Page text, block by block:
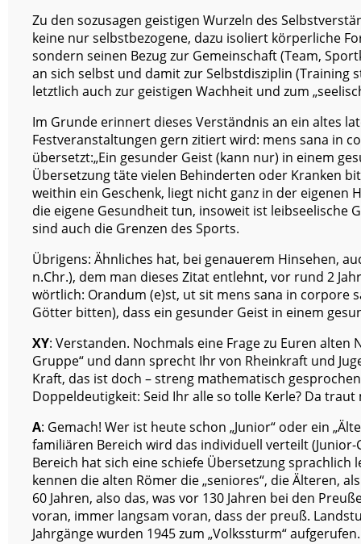
Zu den sozusagen geistigen Wurzeln des
keine nur selbstbezogene, dazu isoliert körperliche
sondern seinen Bezug zur Gemeinschaft (Team,
an sich selbst und damit zur Selbstdisziplin (Training
letztlich auch zur geistigen Wachheit und zum
Im Grunde erinnert dieses Verständnis an ein altes
Festveranstaltungen gern zitiert wird: mens sana in
übersetzt:„Ein gesunder Geist (kann nur) in einem
Übersetzung täte vielen Behinderten oder Kranken
weithin ein Geschenk, liegt nicht ganz in der eigenen
die eigene Gesundheit tun, insoweit ist leibseelische
sind auch die Grenzen des Sports.
Übrigens: Ähnliches hat, bei genauerem Hinsehen,
n.Chr.), dem man dieses Zitat entlehnt, vor rund 2
wörtlich: Orandum (e)st, ut sit mens sana in corpore
Götter bitten), dass ein gesunder Geist in einem
XY: Verstanden. Nochmals eine Frage zu Euren
Gruppe“ und dann sprecht Ihr von Rheinkraft und
Kraft, das ist doch – streng mathematisch
Doppeldeutigkeit: Seid Ihr alle so tolle Kerle? Da
A: Gemach! Wer ist heute schon „Junior“ oder ein
familiären Bereich wird das individuell verteilt
Bereich hat sich eine schiefe Übersetzung
kennen die alten Römer die „seniores“, die Älteren,
60 Jahren, also das, was vor 130 Jahren bei den
voran, immer langsam voran, dass der preuß.
Jahrgänge wurden 1945 zum „Volkssturm“ aufgerufen.